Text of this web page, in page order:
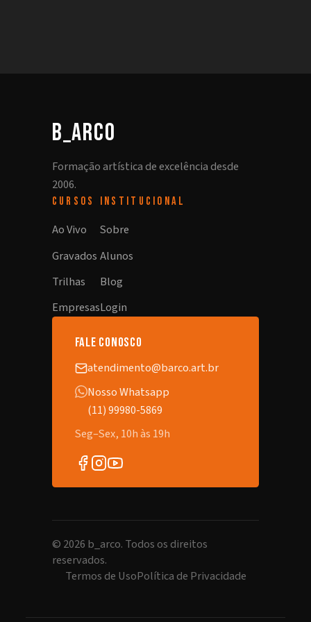
b_arco
Formação artística de excelência desde
2006.
CURSOS
Ao Vivo
Gravados
Trilhas
Empresas
INSTITUCIONAL
Sobre
Alunos
Blog
Login
fale conosco
atendimento@barco.art.br
Nosso Whatsapp
(11) 99980-5869
Seg–Sex, 10h às 19h
© 2026 b_arco. Todos os direitos
reservados.
Termos de UsoPolítica de Privacidade